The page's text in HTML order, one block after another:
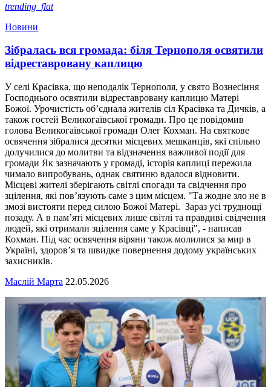
trending_flat
Новини
Зібралась вся громада: біля Тернополя освятили
відреставровану каплицю
У селі Красівка, що неподалік Тернополя, у свято Вознесіння
Господнього освятили відреставровану каплицю Матері
Божої. Урочистість об’єднала жителів сіл Красівка та Дичків, а
також гостей Великогаївської громади. Про це повідомив
голова Великогаївської громади Олег Кохман. На святкове
освячення зібралися десятки місцевих мешканців, які спільно
долучилися до молитви та відзначення важливої події для
громади Як зазначають у громаді, історія каплиці пережила
чимало випробувань, однак святиню вдалося відновити.
Місцеві жителі зберігають світлі спогади та свідчення про
зцілення, які пов’язують саме з цим місцем. "Та жодне зло не в
змозі вистояти перед силою Божої Матері. Зараз усі труднощі
позаду. А в пам’яті місцевих лише світлі та правдиві свідчення
людей, які отримали зцілення саме у Красівці", - написав
Кохман. Під час освячення віряни також молилися за мир в
Україні, здоров’я та швидке повернення додому українських
захисників.
Маслій Марта 22.05.2026